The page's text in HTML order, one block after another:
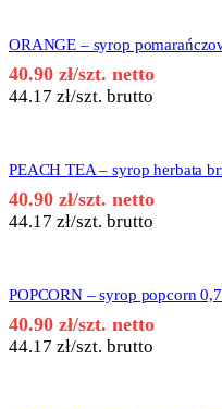
ORANGE – syrop
40.90 zł/szt. netto
44.17 zł/szt. brutto
PEACH TEA – syrop herbata
40.90 zł/szt. netto
44.17 zł/szt. brutto
POPCORN – syrop popcorn
40.90 zł/szt. netto
44.17 zł/szt. brutto